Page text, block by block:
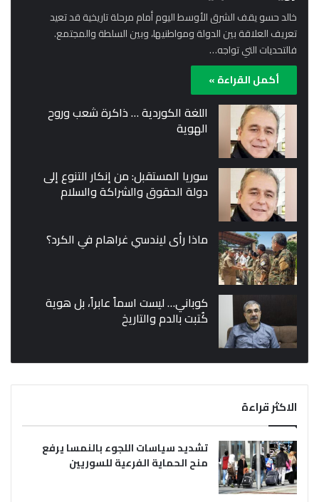
خالد حسو يقف الشرق الأوسط اليوم أمام مرحلة تاريخية قد تعيد
تعريف العلاقة بين الدولة ومواطنيها، وبين السلطة والمجتمع.
فالتحديات التي تواجه…
أكمل القراءة »
اللغة الكوردية … ذاكرة شعب وروح
الهوية
سوريا المستقبل: من إنكار التنوع إلى
دولة الحقوق والشراكة والسلام
ماذا رأى ليندسي غراهام في الكرد؟
كوباني… ليست اسماً عابراً، بل هوية
كُتبت بالدم والتاريخ
الاكثر قراءة
تشديد سياسات اللجوء بالنمسا يرفع
منح الحماية الفرعية للسوريين